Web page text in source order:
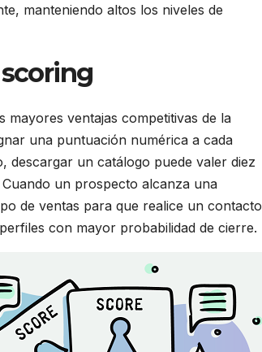
manteniendo altos los niveles de
mayores ventajas competitivas de la
una puntuación numérica a cada
descargar un catálogo puede valer diez
un prospecto alcanza una
de ventas para que realice un contacto
con mayor probabilidad de cierre.